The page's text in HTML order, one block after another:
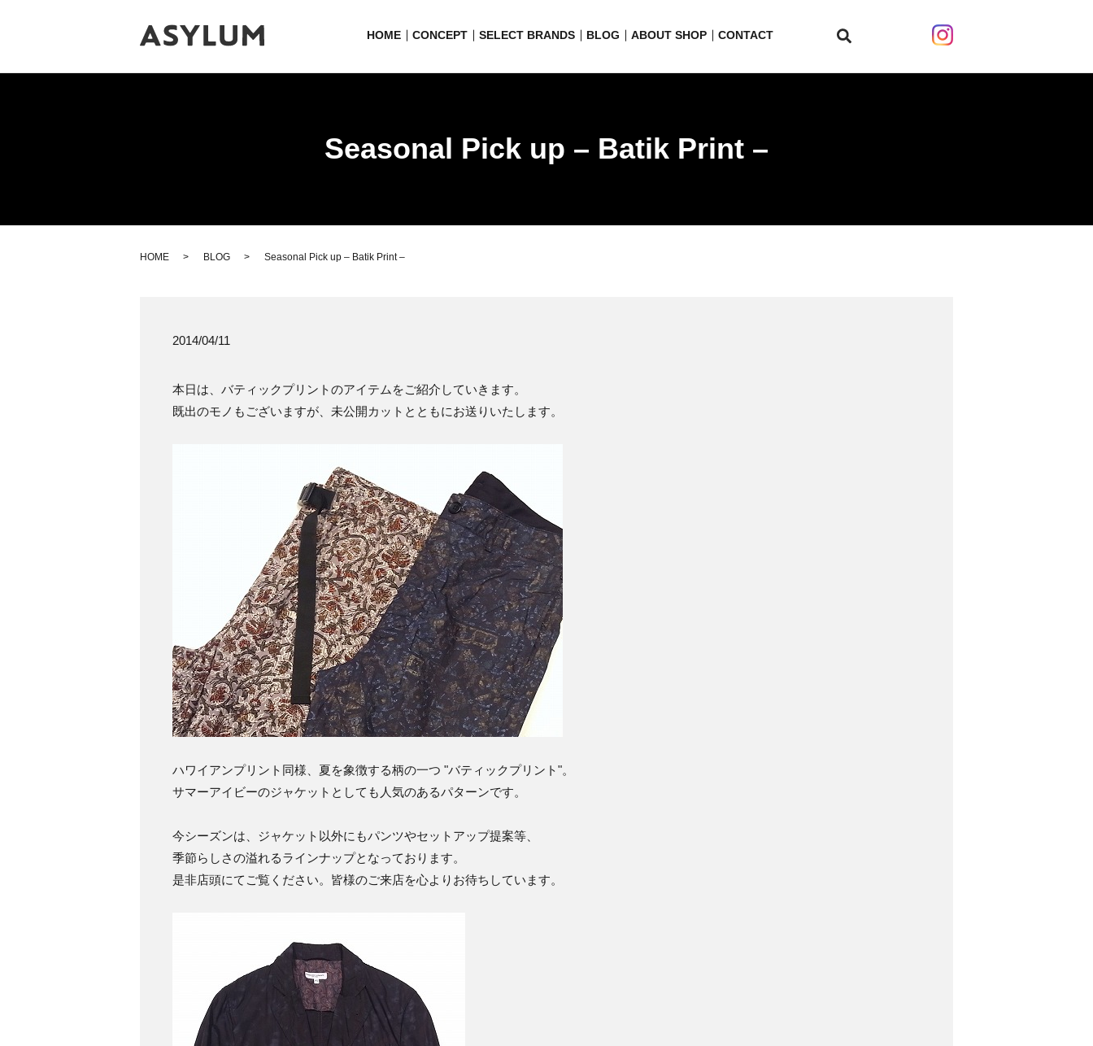
HOME CONCEPT SELECT BRANDS BLOG ABOUT SHOP CONTACT
Seasonal Pick up – Batik Print –
HOME BLOG Seasonal Pick up – Batik Print –
2014/04/11
本日は、バティックプリントのアイテムをご紹介していきます。
既出のモノもございますが、未公開カットとともにお送りいたします。
ハワイアンプリント同様、夏を象徴する柄の一つ "バティックプリント"。
サマーアイビーのジャケットとしても人気のあるパターンです。
今シーズンは、ジャケット以外にもパンツやセットアップ提案等、
季節らしさの溢れるラインナップとなっております。
是非店頭にてご覧ください。皆様のご来店を心よりお待ちしています。